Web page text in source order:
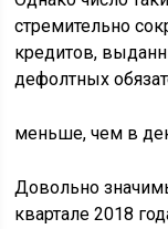
стремительно
кредитов,
дефолтных
меньше, чем в
Довольно
квартале 2018